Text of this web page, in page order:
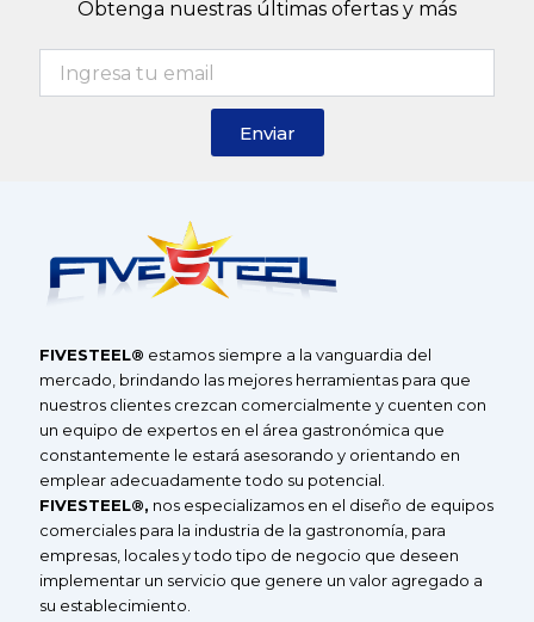
g
r
o
o
k
b
e
Obtenga nuestras últimas ofertas y más
Enviar
FIVESTEEL® estamos siempre a la vanguardia del
mercado, brindando las mejores herramientas para que
nuestros clientes crezcan comercialmente y cuenten con
un equipo de expertos en el área gastronómica que
constantemente le estará asesorando y orientando en
emplear adecuadamente todo su potencial.
FIVESTEEL®, nos especializamos en el diseño de equipos
comerciales para la industria de la gastronomía, para
empresas, locales y todo tipo de negocio que deseen
implementar un servicio que genere un valor agregado a
su establecimiento.